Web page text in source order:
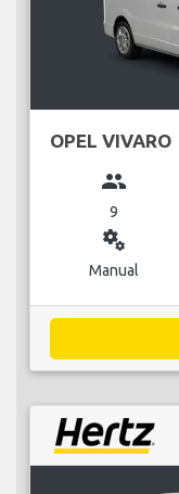
OPEL VIVARO
group
9
miscellaneous_services
Manual